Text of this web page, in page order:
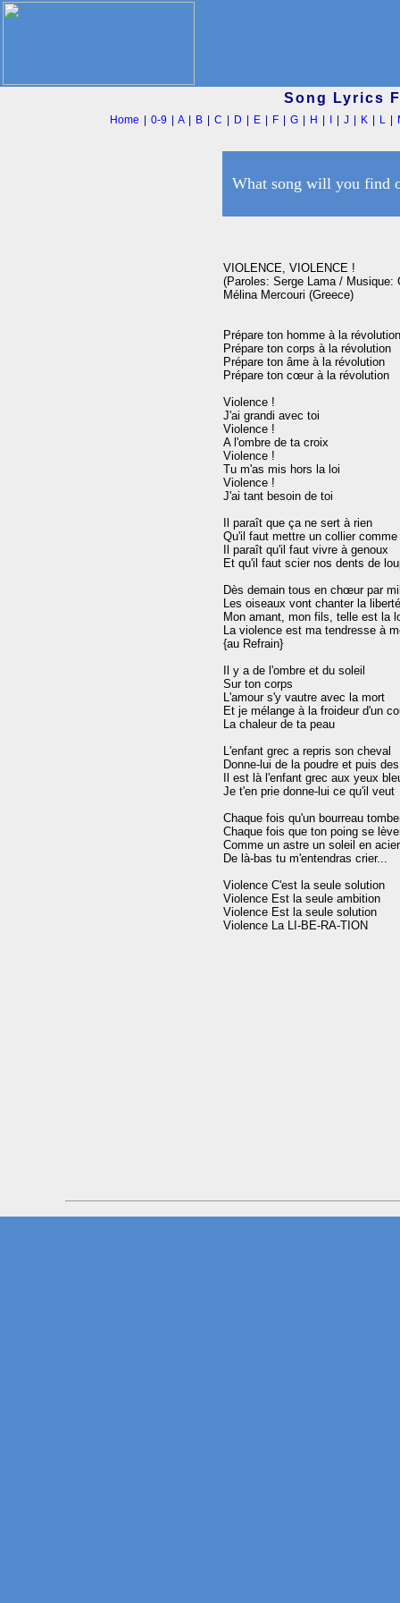
Song Lyrics
Home |0-9 |A| B |C D E F |G H |J K L
What song will you find
VIOLENCE, VIOLENCE !
(Paroles: Serge Lama /
Mélina Mercouri (Greece)
Prépare ton homme à la révolution
Prépare ton corps à la révolution
Prépare ton âme à la révolution
Prépare ton cœur à la révolution
Violence !
J'ai grandi avec toi
Violence !
A l'ombre de ta croix
Violence !
Tu m'as mis hors la loi
Violence !
J'ai tant besoin de toi
Il paraît que ça ne sert à rien
Qu'il faut mettre un collier
Il paraît qu'il faut vivre à genoux
Et qu'il faut scier nos dents de
Dès demain tous en chœur par
Les oiseaux vont chanter la liberté
Mon amant, mon fils, telle est la
La violence est ma tendresse à
{au Refrain}
Il y a de l'ombre et du soleil
Sur ton corps
L'amour s'y vautre avec la mort
Et je mélange à la froideur d'un
La chaleur de ta peau
L'enfant grec a repris son cheval
Donne-lui de la poudre et puis
Il est là l'enfant grec aux yeux
Je t'en prie donne-lui ce qu'il veut
Chaque fois qu'un bourreau
Chaque fois que ton poing se
Comme un astre un soleil en acier
De là-bas tu m'entendras crier...
Violence C'est la seule solution
Violence Est la seule ambition
Violence Est la seule solution